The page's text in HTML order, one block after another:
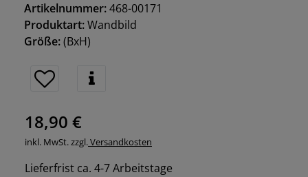
Artikelnummer:468-00171
Produktart:Wandbild
Größe:(BxH)
18,90 €
inkl. MwSt. zzgl.Versandkosten
Lieferfrist ca. 4-7 Arbeitstage